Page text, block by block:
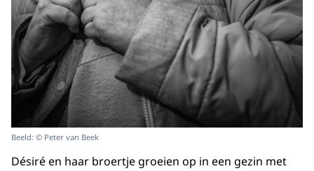
Beeld: © Peter van Beek
Désiré en haar broertje groeien op in een gezin met